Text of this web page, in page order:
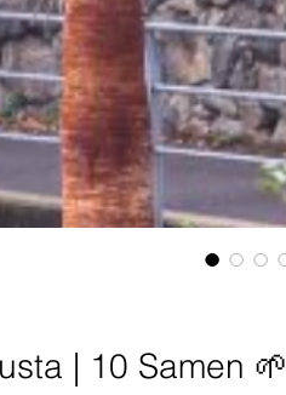
| 10 Samen 🌱